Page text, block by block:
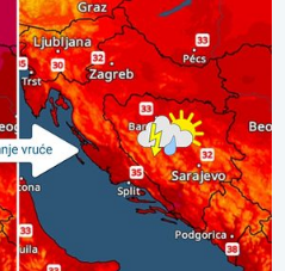
Četvrtak vrlo vruć. . .